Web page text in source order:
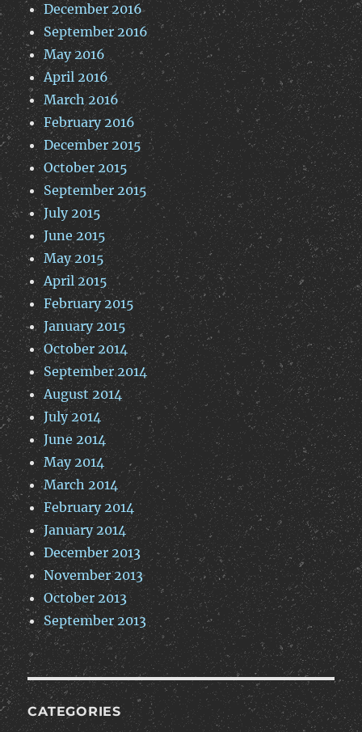
December 2016
September 2016
May 2016
April 2016
March 2016
February 2016
December 2015
October 2015
September 2015
July 2015
June 2015
May 2015
April 2015
February 2015
January 2015
October 2014
September 2014
August 2014
July 2014
June 2014
May 2014
March 2014
February 2014
January 2014
December 2013
November 2013
October 2013
September 2013
CATEGORIES